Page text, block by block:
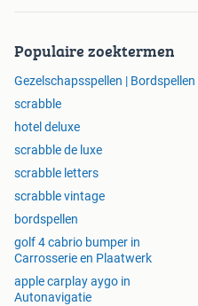
Populaire zoektermen
Gezelschapsspellen | Bordspellen
scrabble
hotel deluxe
scrabble de luxe
scrabble letters
scrabble vintage
bordspellen
golf 4 cabrio bumper in
Carrosserie en Plaatwerk
apple carplay aygo in
Autonavigatie